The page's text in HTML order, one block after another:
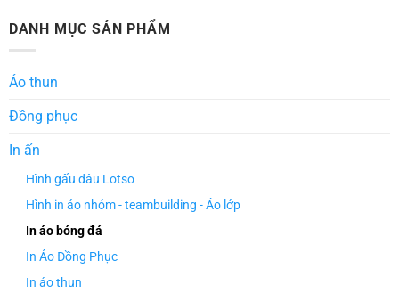
DANH MỤC SẢN PHẨM
Áo thun
Đồng phục
In ấn
Hình gấu dâu Lotso
Hình in áo nhóm - teambuilding - Áo lớp
In áo bóng đá
In Áo Đồng Phục
In áo thun